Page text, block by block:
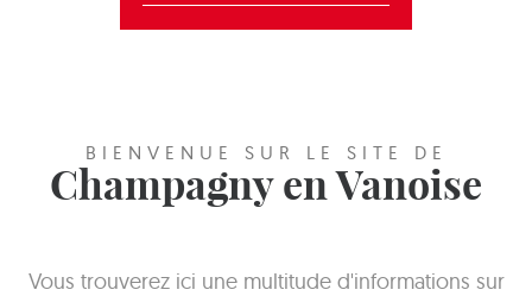
BIENVENUE SUR LE SITE DE
Champagny en Vanoise
Vous trouverez ici une multitude d'informations sur